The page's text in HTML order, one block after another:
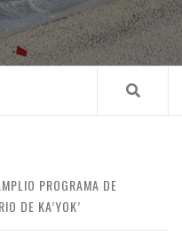
PROGRAMA DE
DE KA’YOK’